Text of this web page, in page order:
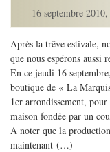
16 septembre 2010,
Après la trêve estivale,
que nous espérons aussi
En ce jeudi 16
boutique de « La
1er arrondissement,
maison fondée par un
A noter que la
maintenant (…)